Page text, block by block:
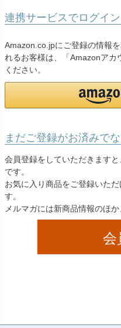
連携サービスでログイ
Amazon.co.jpにご登録の情報
れるお客様は、「Amazonアカ
ください。
まだご登録がお済みで
会員登録をしていただきます
です。
お気に入り商品をご登録いた
す。
メルマガには新商品情報のほ
会